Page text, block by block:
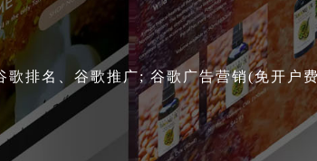
排名、谷歌推广; 谷歌广告营销(免开户